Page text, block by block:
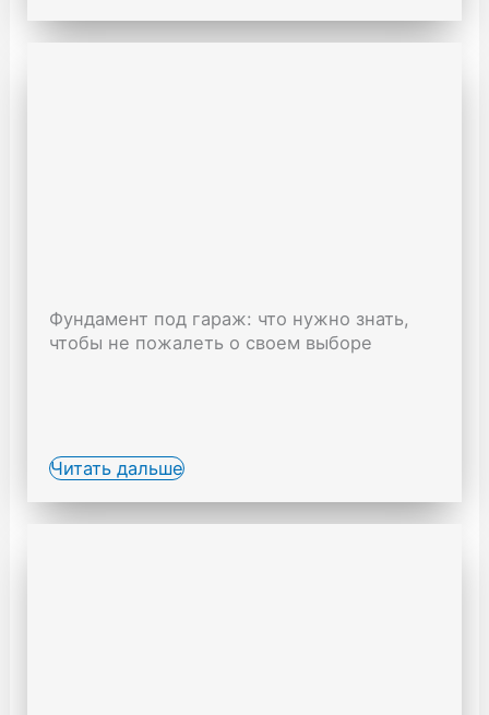
Фундамент под гараж: что нужно знать,
чтобы не пожалеть о своем выборе
Читать дальше